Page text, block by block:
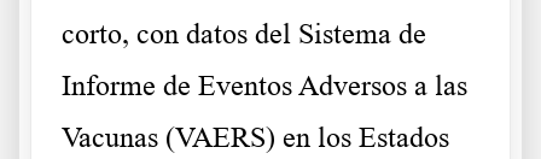
corto, con datos del Sistema de
Informe de Eventos Adversos a las
Vacunas (VAERS) en los Estados